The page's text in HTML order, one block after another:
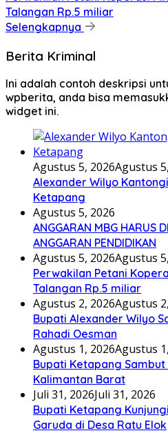
Talangan Rp.5 miliar
Selengkapnya
Berita Kriminal
Ini adalah contoh deskripsi
wpberita, anda bisa
widget ini.
Agustus 5, 2026Agustus
Alexander Wilyo
Ketapang
Agustus 5, 2026
ANGGARAN MBG HARUS
ANGGARAN PENDIDIKAN
Agustus 5, 2026Agustus
Perwakilan Petani
Talangan Rp.5 miliar
Agustus 2, 2026Agustus
Bupati Alexander Wilyo
Rahadi Oesman
Agustus 1, 2026Agustus
Bupati Ketapang
Kalimantan Barat
Juli 31, 2026Juli 31, 2026
Bupati Ketapang
Garuda di Desa Ratu Elok